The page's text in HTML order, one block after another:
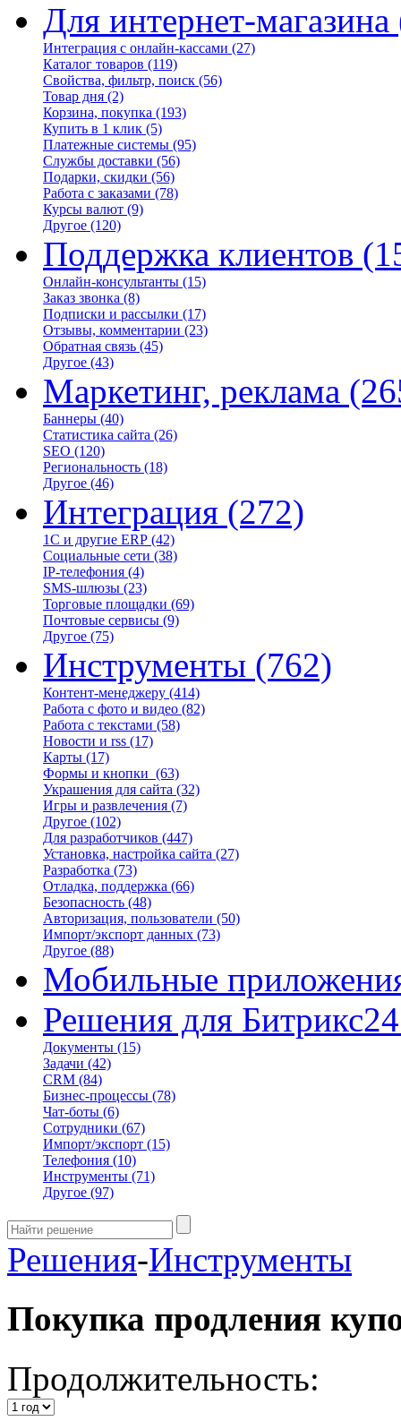
Для интернет-магазина
Интеграция с онлайн-кассами (27)
Каталог товаров (119)
Свойства, фильтр, поиск (56)
Товар дня (2)
Корзина, покупка (193)
Купить в 1 клик (5)
Платежные системы (95)
Службы доставки (56)
Подарки, скидки (56)
Работа с заказами (78)
Курсы валют (9)
Другое (120)
Поддержка клиентов
Онлайн-консультанты (15)
Заказ звонка (8)
Подписки и рассылки (17)
Отзывы, комментарии (23)
Обратная связь (45)
Другое (43)
Маркетинг, реклама
Баннеры (40)
Статистика сайта (26)
SEO (120)
Региональность (18)
Другое (46)
Интеграция (272)
1С и другие ERP (42)
Социальные сети (38)
IP-телефония (4)
SMS-шлюзы (23)
Торговые площадки (69)
Почтовые сервисы (9)
Другое (75)
Инструменты (762)
Контент-менеджеру (414)
Работа с фото и видео (82)
Работа с текстами (58)
Новости и rss (17)
Карты (17)
Формы и кнопки (63)
Украшения для сайта (32)
Игры и развлечения (7)
Другое (102)
Для разработчиков (447)
Установка, настройка сайта (27)
Разработка (73)
Отладка, поддержка (66)
Безопасность (48)
Авторизация, пользователи (50)
Импорт/экспорт данных (73)
Другое (88)
Мобильные
Решения для Битрикс24
Документы (15)
Задачи (42)
CRM (84)
Бизнес-процессы (78)
Чат-боты (6)
Сотрудники (67)
Импорт/экспорт (15)
Телефония (10)
Инструменты (71)
Другое (97)
Решения-Инструменты
Покупка продления
Продолжительность: